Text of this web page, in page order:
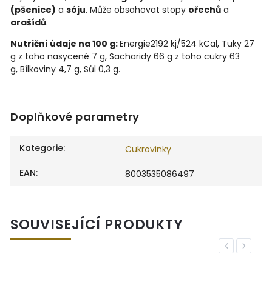
(pšenice) a sóju. Může obsahovat stopy ořechů a
arašídů.
Nutriční údaje na 100 g:Energie2192 kj/524 kCal, Tuky 27
g z toho nasycené 7 g, Sacharidy 66 g z toho cukry 63
g, Bílkoviny 4,7 g, Sůl 0,3 g.
Doplňkové parametry
Kategorie:
Cukrovinky
EAN: 8003535086497
SOUVISEJÍCÍ PRODUKTY
Previous
Next